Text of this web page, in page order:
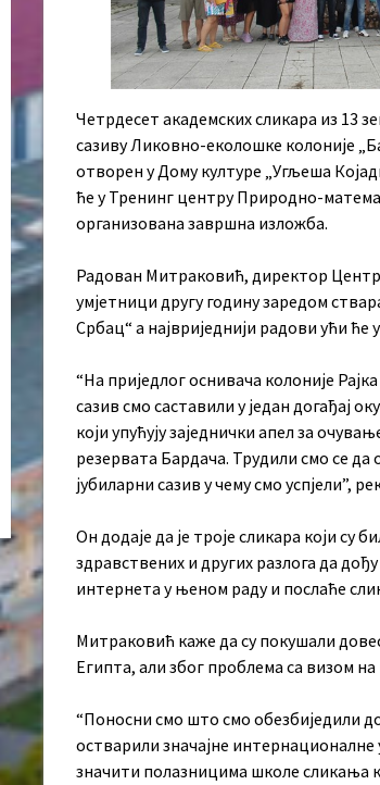
Четрдесет академских сликара из 13
сазиву Ликовно-еколошке колоније
отворен у Дому културе „Угљеша
ће у Тренинг центру Природно-
организована завршна изложба.
Радован Митраковић, директор
умјетници другу годину заредом
Србац“ а највриједнији радови ући ће
“На приједлог оснивача колоније
сазив смо саставили у један догађај
који упућују заједнички апел за
резервата Бардача. Трудили смо се да
јубиларни сазив у чему смо успјели”,
Он додаје да је троје сликара који су
здравствених и других разлога да
интернета у њеном раду и послаће
Митраковић каже да су покушали
Египта, али због проблема са визом
“Поносни смо што смо обезбиједили
остварили значајне интернационалне
значити полазницима школе сликања